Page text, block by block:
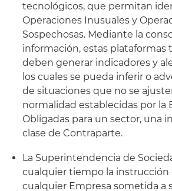
tecnológicos, que permitan
Operaciones Inusuales y
Sospechosas. Mediante la
información, estas plataformas
deben generar indicadores y
los cuales se pueda inferir o
de situaciones que no se
normalidad establecidas por la
Obligadas para un sector, una
clase de Contraparte.
La Superintendencia de
cualquier tiempo la instrucción
cualquier Empresa sometida a